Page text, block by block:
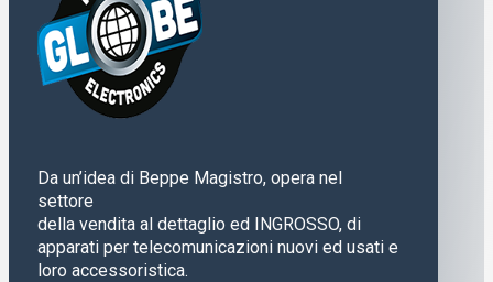
Da un’idea di Beppe Magistro, opera nel
settore
della vendita al dettaglio ed INGROSSO, di
apparati per telecomunicazioni nuovi ed usati e
loro accessoristica.